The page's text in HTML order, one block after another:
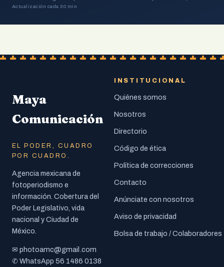
Actualización cada 30 min
Maya
Comunicación
EL PODER, CUADRO
POR CUADRO.
Agencia mexicana de
fotoperiodismo e
información. Cobertura del
Poder Legislativo, vida
nacional y Ciudad de
México.
✉ photoamc@gmail.com
✆ WhatsApp 56 1486 0138
INSTITUCIONAL
Quiénes somos
Nosotros
Directorio
Código de ética
Política de correcciones
Contacto
Anúnciate con nosotros
Aviso de privacidad
Bolsa de trabajo / Colaboradores